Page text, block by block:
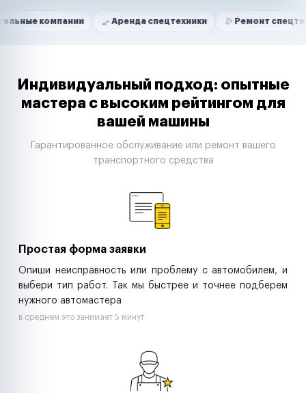
Нам доверяют
Аренда спецтехники Ремонт спецтехники
Маркетплейсы
Таксопарки
Автодилеры
Строительные компании
Аренда спецтехники
Индивидуальный подход: опытные
мастера с высоким рейтингом для
вашей машины
Гарантированное обслуживание или ремонт вашего
транспортного средства
Простая форма заявки
Опиши неисправность или проблему с автомобилем, и
выбери тип работ. Так мы быстрее и точнее подберем
нужного автомастера
в среднем это занимает 5 минут